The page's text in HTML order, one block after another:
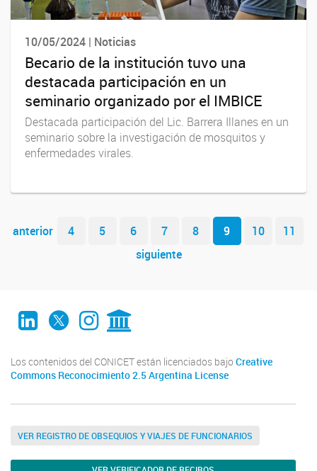
10/05/2024 | Noticias
Becario de la institución tuvo una
destacada participación en un
seminario organizado por el IMBICE
Destacada participación del Lic. Barrera Illanes en un
seminario sobre la investigación de mosquitos y
enfermedades virales.
Navegador de artículos
anterior 4 5 6 7 8 9 10
11
siguiente
LinkedIn
Twitter
Instagram
CONICET Digital
Los contenidos del CONICET están licenciados bajo Creative
Commons Reconocimiento 2.5 Argentina License
VER REGISTRO DE OBSEQUIOS Y VIAJES DE FUNCIONARIOS